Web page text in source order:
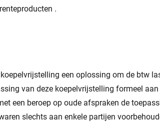
.
een oplossing om de btw
van deze koepelvrijstelling formeel
een beroep op oude afspraken de
slechts aan enkele partijen